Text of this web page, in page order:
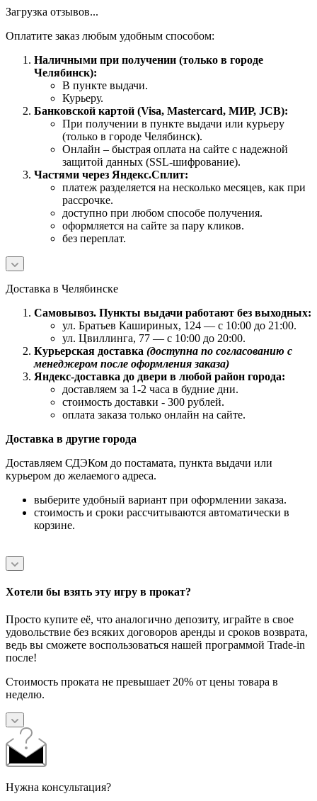
Загрузка отзывов...
Оплатите заказ любым удобным способом:
Наличными при получении (только в городе
Челябинск):
В пункте выдачи.
Курьеру.
Банковской картой (Visa, Mastercard, МИР, JCB):
При получении в пункте выдачи или курьеру
(только в городе Челябинск).
Онлайн – быстрая оплата на сайте с надежной
защитой данных (SSL-шифрование).
Частями через Яндекс.Сплит:
платеж разделяется на несколько месяцев, как при
рассрочке.
доступно при любом способе получения.
оформляется на сайте за пару кликов.
без переплат.
Доставка в Челябинске
Самовывоз. Пункты выдачи работают без выходных:
ул. Братьев Кашириных, 124 — с 10:00 до 21:00.
ул. Цвиллинга, 77 — с 10:00 до 20:00.
Курьерская доставка (доступна по согласованию с
менеджером после оформления заказа)
Яндекс-доставка до двери в любой район города:
доставляем за 1-2 часа в будние дни.
стоимость доставки - 300 рублей.
оплата заказа только онлайн на сайте.
Доставка в другие города
Доставляем СДЭКом до постамата, пункта выдачи или
курьером до желаемого адреса.
выберите удобный вариант при оформлении заказа.
стоимость и сроки рассчитываются автоматически в
корзине.
Хотели бы взять эту игру в прокат?
Просто купите её, что аналогично депозиту, играйте в свое
удовольствие без всяких договоров аренды и сроков возврата,
ведь вы сможете воспользоваться нашей программой Trade-in
после!
Стоимость проката не превышает 20% от цены товара в
неделю.
Нужна консультация?